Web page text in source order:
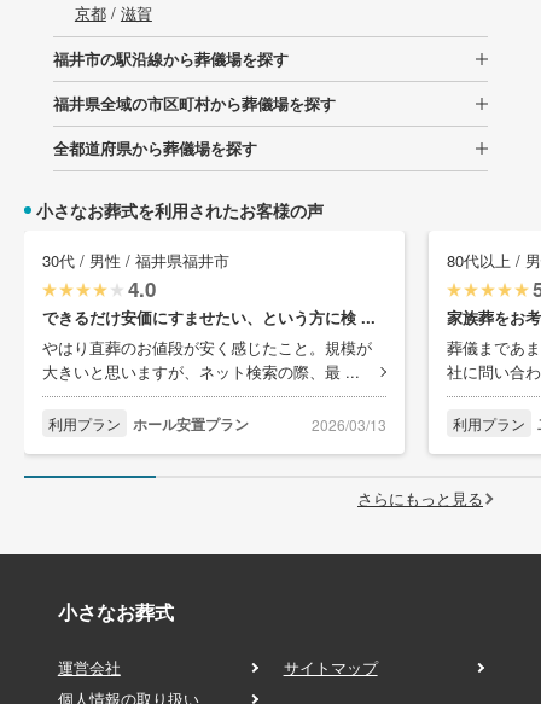
京都/ 滋賀
福井市の駅沿線から葬儀場を探す
福井県全域の市区町村から葬儀場を探す
全都道府県から葬儀場を探す
小さなお葬式を利用されたお客様の声
30代 / 男性 / 福井県福井市
4.0
できるだけ安価にすませたい、という方に検 ...
やはり直葬のお値段が安く感じたこと。規模が
大きいと思いますが、ネット検索の際、最 ...
利用プラン ホール安置プラン 2026/03/13
80代以上 /
家族葬をお
葬儀まであ
社に問い合
利用プラン
さらにもっと見る
小さなお葬式
運営会社
サイトマップ
個人情報の取り扱い